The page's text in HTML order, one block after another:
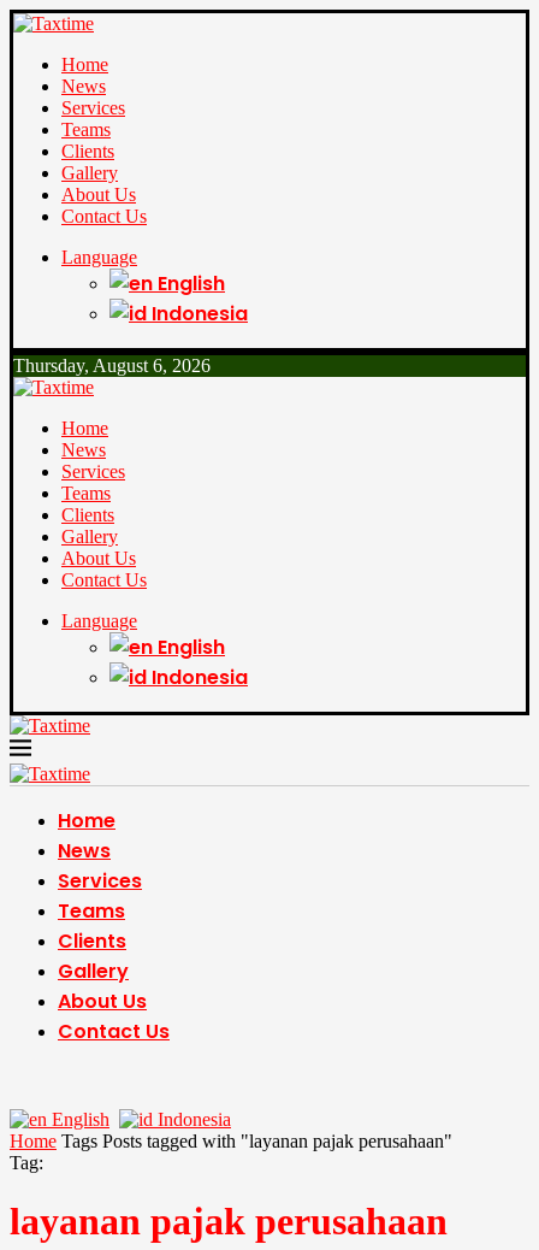
Home
News
Services
Teams
Clients
Gallery
About Us
Contact Us
Language
English
Indonesia
Thursday, August 6, 2026
Home
News
Services
Teams
Clients
Gallery
About Us
Contact Us
Language
English
Indonesia
Home
News
Services
Teams
Clients
Gallery
About Us
Contact Us
English
Indonesia
Home Tags Posts tagged with "layanan pajak perusahaan"
Tag:
layanan pajak perusahaan